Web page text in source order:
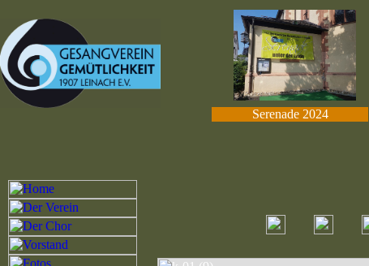
Serenade 2024